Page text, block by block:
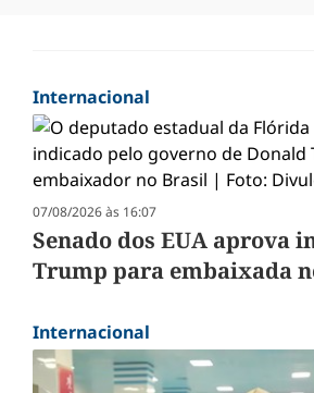
Internacional
07/08/2026 às 16:07
Senado dos EUA aprova
Trump para embaixada
Internacional